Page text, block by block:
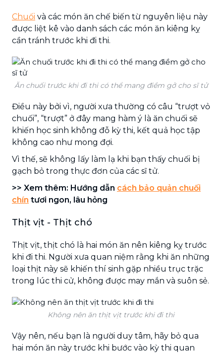
Chuối và các món ăn chế biến từ nguyên liệu này
được liệt kê vào danh sách các món ăn kiêng kỵ
cần tránh trước khi đi thi.
Ăn chuối trước khi đi thi có thể mang điềm gở cho sĩ tử
Điều này bởi vì, người xưa thường có câu “trượt vỏ
chuối”, “trượt” ở đây mang hàm ý là ăn chuối sẽ
khiến học sinh không đỗ kỳ thi, kết quả học tập
không cao như mong đợi.
Vì thế, sẽ không lấy làm lạ khi bạn thấy chuối bị
gạch bỏ trong thực đơn của các sĩ tử.
>> Xem thêm: Hướng dẫn cách bảo quản chuối
chín tươi ngon, lâu hỏng
Thịt vịt - Thịt chó
Thịt vịt, thịt chó là hai món ăn nên kiêng kỵ trước
khi đi thi. Người xưa quan niệm rằng khi ăn những
loại thịt này sẽ khiến thí sinh gặp nhiều trục trặc
trong lúc thi cử, không được may mắn và suôn sẻ.
Không nên ăn thịt vịt trước khi đi thi
Vậy nên, nếu bạn là người duy tâm, hãy bỏ qua
hai món ăn này trước khi bước vào kỳ thi quan